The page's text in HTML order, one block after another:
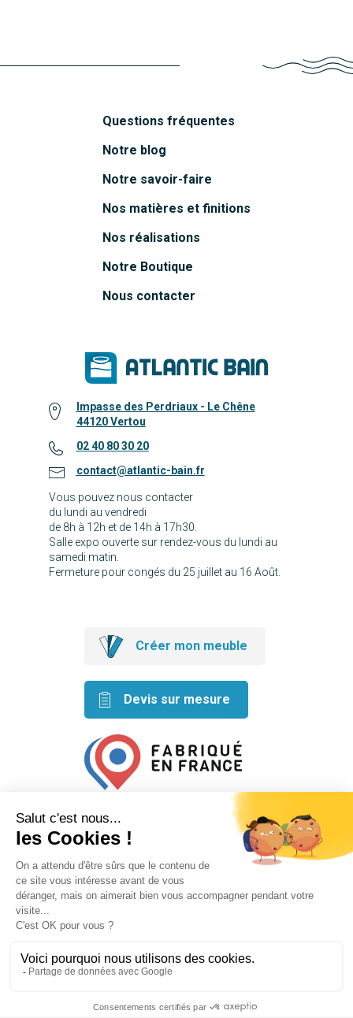
Questions fréquentes
Notre blog
Notre savoir-faire
Nos matières et finitions
Nos réalisations
Notre Boutique
Nous contacter
Impasse des Perdriaux - Le Chêne
44120 Vertou
02 40 80 30 20
contact@atlantic-bain.fr
Vous pouvez nous contacter
du lundi au vendredi
de 8h à 12h et de 14h à 17h30.
Salle expo ouverte sur rendez-vous du lundi au
samedi matin.
Fermeture pour congés du 25 juillet au 16 Août.
Créer mon meuble
Devis sur mesure
Retrouvez nos idées créatives
sur les réseaux
Conditions générales de vente